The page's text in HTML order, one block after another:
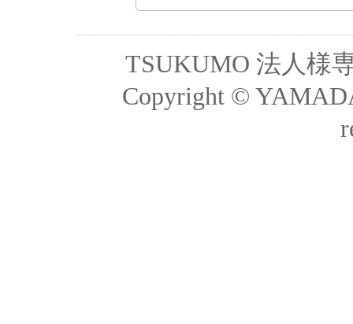
TSUKUMO 法人様
Copyright ©